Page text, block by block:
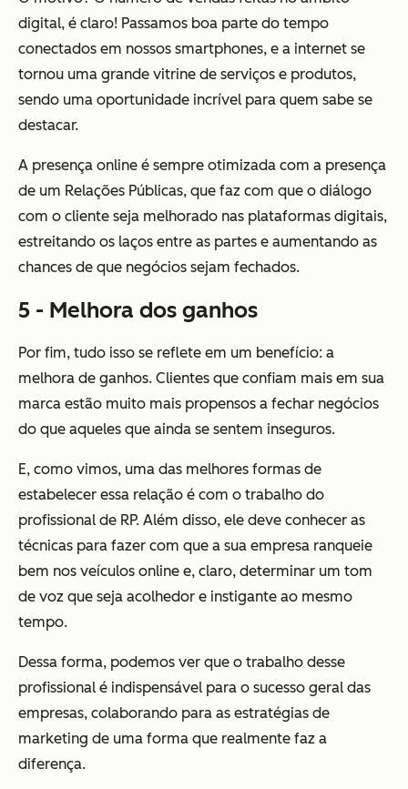
digital, é claro! Passamos boa parte do tempo
conectados em nossos smartphones, e a internet se
tornou uma grande vitrine de serviços e produtos,
sendo uma oportunidade incrível para quem sabe se
destacar.
A presença online é sempre otimizada com a presença
de um Relações Públicas, que faz com que o diálogo
com o cliente seja melhorado nas plataformas digitais,
estreitando os laços entre as partes e aumentando as
chances de que negócios sejam fechados.
5 - Melhora dos ganhos
Por fim, tudo isso se reflete em um benefício: a
melhora de ganhos. Clientes que confiam mais em sua
marca estão muito mais propensos a fechar negócios
do que aqueles que ainda se sentem inseguros.
E, como vimos, uma das melhores formas de
estabelecer essa relação é com o trabalho do
profissional de RP. Além disso, ele deve conhecer as
técnicas para fazer com que a sua empresa ranqueie
bem nos veículos online e, claro, determinar um tom
de voz que seja acolhedor e instigante ao mesmo
tempo.
Dessa forma, podemos ver que o trabalho desse
profissional é indispensável para o sucesso geral das
empresas, colaborando para as estratégias de
marketing de uma forma que realmente faz a
diferença.